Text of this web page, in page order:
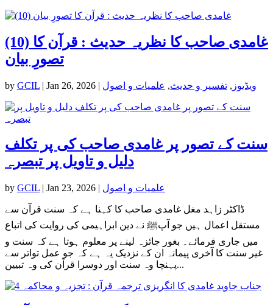
(10) غامدی صاحب کا نظریہ حدیث : قرآن کا
تصورِ بیان
by GCIL | Jan 26, 2026 | ویڈیوز , تفسیر و حدیث, علمیات و اصول
سنت کے تصور پر غامدی صاحب کی پر تکلف
دلیل و تاویل پر تبصرہ
by GCIL | Jan 23, 2026 | علمیات و اصول
ڈاکٹر زاہد مغل غامدی صاحب کا کہنا ہے کہ سنت قرآن سے
مستقل اعمال ہیں جو آپﷺ نے دین ابراہیمی کی روایت کی اتباع
میں جاری فرمائے۔ بغور جائزہ لینے پر معلوم ہوتا ہے کہ سنت و
غیر سنت کا آخری پیمانہ ان کے نزدیک یہ ہے کہ جو عمل تواتر سے
پہنچا وہ سنت اور دوسرا قرآن کی وہ تبیین...